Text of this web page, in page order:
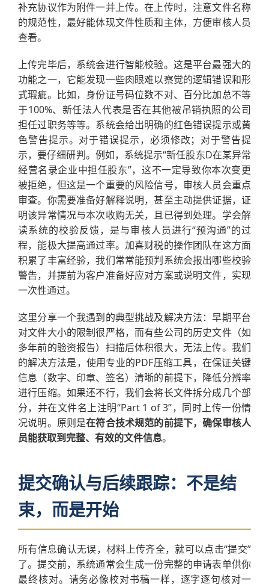
补充协议作为附件一并上传。在上传时，注意文件名称
的规范性，最好能体现文件性质和主体，方便审核人员
查看。
上传完毕后，系统会进行智能校验。这是平台最强大的
功能之一，它能发现一些肉眼难以察觉的逻辑错误和形
式瑕疵。比如，身份证号码位数不对、百分比加总不等
于100%、新任法人代表是否在其他被吊销执照的公司
担任过职务等等。系统会给出明确的红色错误提示或黄
色警告提示。对于错误提示，必须修改；对于警告提
示，要仔细研判。例如，系统提示“新任股东D在某异常
经营名录企业中担任股东”，这不一定导致你本次变更
被拒绝，但这是一个重要的风险信号，审核人员会重点
审查。你需要准备好解释说明，甚至主动提供证据，证
明该异常情况与本次收购无关，且已得到处理。学会解
读系统的校验反馈，是与审核人员进行“预沟通”的过
程，能极大提高通过率。加喜财税的操作团队在这方面
积累了丰富经验，我们常常能预判系统会报出哪些校验
警告，并提前为客户准备好应对方案或说明文件，实现
一次性通过。
这里分享一个我遇到的典型挑战及解决方法：早期平台
对文件大小的限制很严格，而有些公司的历史文件（如
多年前的验资报告）扫描后体积很大，无法上传。我们
的解决方法是，使用专业的PDF压缩工具，在保证关键
信息（数字、印章、签名）清晰的前提下，降低分辨率
进行压缩。如果还不行，我们会将长文件拆分成几个部
分，并在文件名上注明“Part 1 of 3”，同时上传一份情
况说明。原则是在符合技术规范的前提下，确保审核人
员能获取到完整、有效的文件信息。
提交确认与后续跟踪：不是结
束，而是开始
所有信息确认无误，材料上传齐全，就可以点击“提交”
了。提交前，系统通常会生成一份完整的申请表单供你
最终核对。请务必像校对书稿一样，逐字逐句核对一